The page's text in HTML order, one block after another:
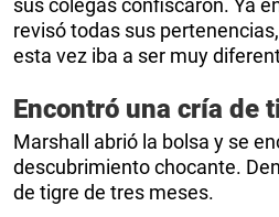
sus colegas confiscaron. Ya
revisó todas sus
esta vez iba a ser muy
Encontró una cría de
Marshall abrió la bolsa y se
descubrimiento chocante.
de tigre de tres meses.